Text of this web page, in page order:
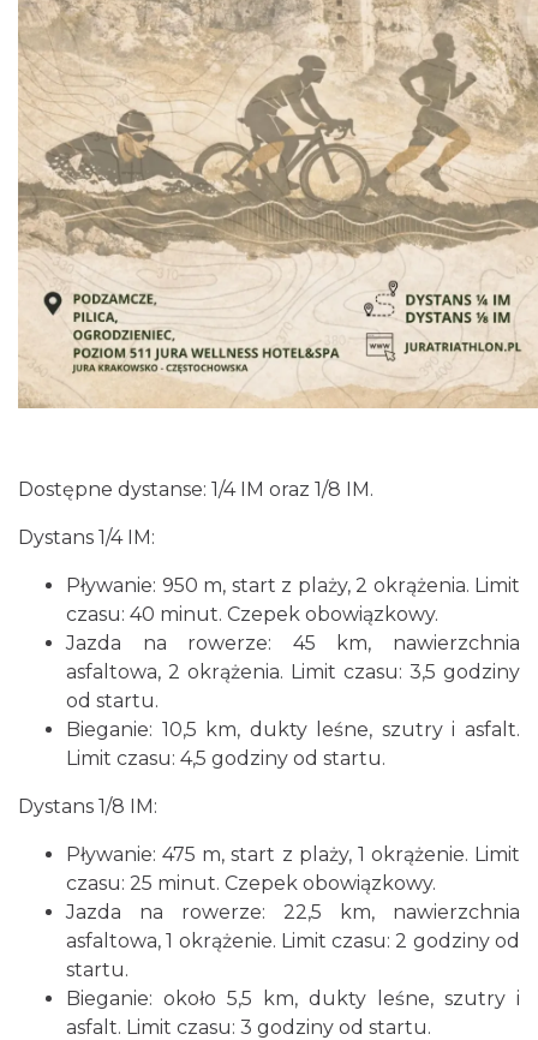
Podzamcze
2026-08-28
0.44 km
Podzamcze
0.44 km
Podzamcze
2026-09-18
0.44 km
Dostępne dystanse: 1/4 IM oraz 1/8 IM.
Dystans 1/4 IM:
Pływanie: 950 m, start z plaży, 2 okrążenia. Limit
czasu: 40 minut. Czepek obowiązkowy.
Jazda na rowerze: 45 km, nawierzchnia
asfaltowa, 2 okrążenia. Limit czasu: 3,5 godziny
od startu.
Bieganie: 10,5 km, dukty leśne, szutry i asfalt.
Limit czasu: 4,5 godziny od startu.
Dystans 1/8 IM:
Pływanie: 475 m, start z plaży, 1 okrążenie. Limit
czasu: 25 minut. Czepek obowiązkowy.
Jazda na rowerze: 22,5 km, nawierzchnia
asfaltowa, 1 okrążenie. Limit czasu: 2 godziny od
startu.
Bieganie: około 5,5 km, dukty leśne, szutry i
asfalt. Limit czasu: 3 godziny od startu.